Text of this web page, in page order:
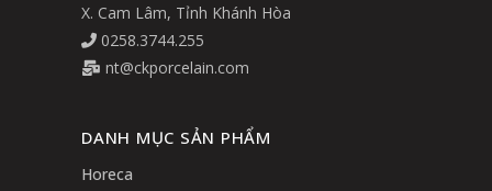
X. Cam Lâm, Tỉnh Khánh Hòa
0258.3744.255
nt@ckporcelain.com
DANH MỤC SẢN PHẨM
Horeca